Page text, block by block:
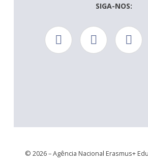
SIGA-NOS:
© 2026 – Agência Nacional Erasmus+